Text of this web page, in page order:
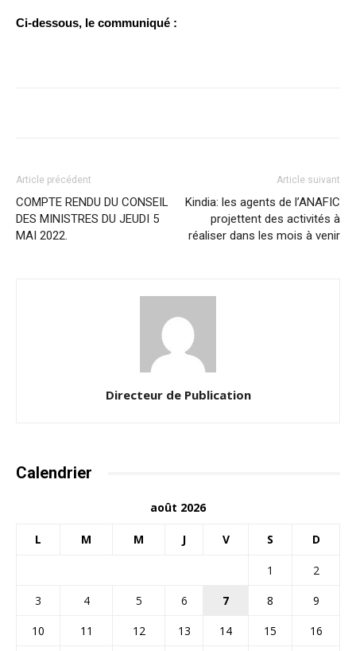
Ci-dessous, le communiqué :
Article précédent
COMPTE RENDU DU CONSEIL
DES MINISTRES DU JEUDI 5
MAI 2022.
Article suivant
Kindia: les agents de l’ANAFIC
projettent des activités à
réaliser dans les mois à venir
Directeur de Publication
Calendrier
août 2026
L M M J V S D
1
2
3
4 5 6 7 8
9
10
11 12 13 14 15
16